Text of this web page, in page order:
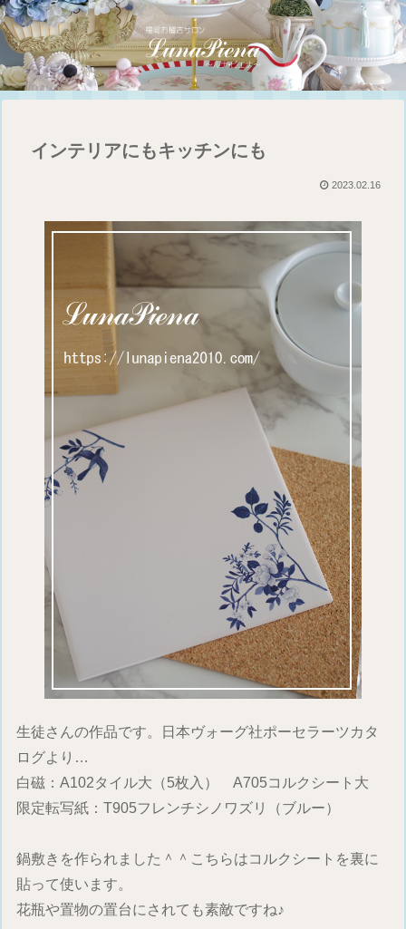
インテリアにもキッチンにも
2023.02.16
生徒さんの作品です。日本ヴォーグ社ポーセラーツカタ
ログより…
白磁：A102タイル大（5枚入） A705コルクシート大
限定転写紙：T905フレンチシノワズリ（ブルー）
鍋敷きを作られました＾＾こちらはコルクシートを裏に
貼って使います。
花瓶や置物の置台にされても素敵ですね♪